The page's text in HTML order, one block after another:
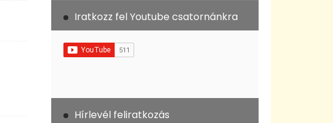
Iratkozz fel Youtube csatornánkra
Hírlevél feliratkozás